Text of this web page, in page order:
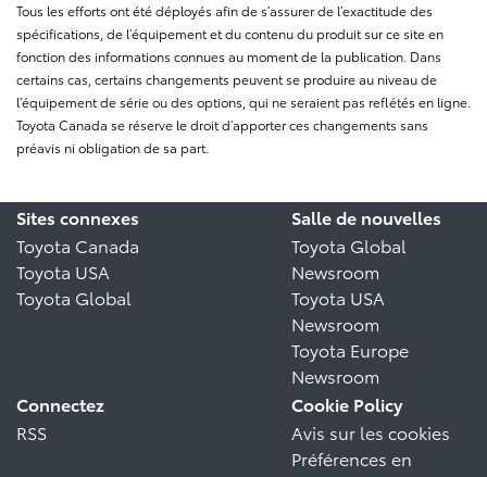
Tous les efforts ont été déployés afin de s’assurer de l’exactitude des
spécifications, de l’équipement et du contenu du produit sur ce site en
fonction des informations connues au moment de la publication. Dans
certains cas, certains changements peuvent se produire au niveau de
l’équipement de série ou des options, qui ne seraient pas reflétés en ligne.
Toyota Canada se réserve le droit d’apporter ces changements sans
préavis ni obligation de sa part.
Sites connexes
Toyota Canada
Toyota USA
Toyota Global
Salle de nouvelles
Toyota Global
Newsroom
Toyota USA
Newsroom
Toyota Europe
Newsroom
Connectez
RSS
Cookie Policy
Avis sur les cookies
Préférences en